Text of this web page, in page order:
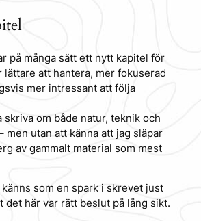
på många sätt ett nytt kapitel för
lättare att hantera, mer fokuserad
mer intressant att följa
om både natur, teknik och
men utan att känna att jag släpar
av gammalt material som mest
känns som en spark i skrevet just
det här var rätt beslut på lång sikt.